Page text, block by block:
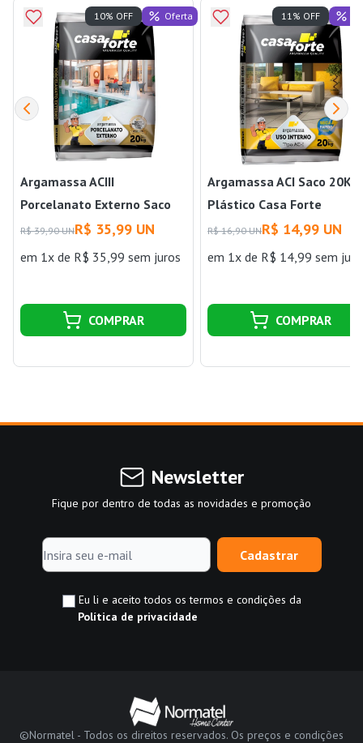
Argamassa ACIII
Porcelanato Externo Saco
20Kg Casa Forte
R$ 39,90 UNR$ 35,99 UN
em 1x de R$ 35,99 sem juros
10% OFF Oferta
COMPRAR
Argamassa ACI Saco 20Kg
Plástico Casa Forte
R$ 16,90 UNR$ 14,99 UN
em 1x de R$ 14,99 sem
11% OFF
COMPRAR
Newsletter
Fique por dentro de todas as novidades e promoção
Cadastrar
Eu li e aceito todos os termos e condições da
Política de privacidade
©Normatel - Todos os direitos reservados. Os preços e condições